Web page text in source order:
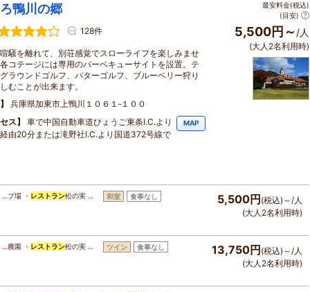
鴨川の郷
128件
騒を離れて、別荘感覚でスローライフを楽しみませ
コテージには専用のバーベキューサイトを設置。テ
ラウンドゴルフ、パターゴルフ、ブルーベリー狩り
むことが出来ます。
兵庫県加東市上鴨川１０６１‐１００
ス
車で中国自動車道ひょうご東条I.C.より
由20分または滝野社I.C.より国道372号線で
MAP
最安料金(税込)
(目安)
5,500円～ /人
(大人2名利用時)
…プ場 ・ レストラン松の実 … 和室 食事なし 5,500円 (税込)～/人
(大人2名利用時)
…農園 ・ レストラン松の実 … ツイン 食事なし 13,750円 (税込)～/人
(大人2名利用時)